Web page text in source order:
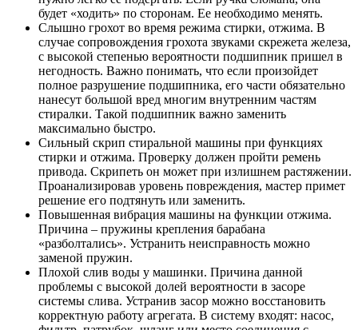
будет «ходить» по сторонам. Ее необходимо менять.
Слышно грохот во время режима стирки, отжима. В
случае сопровождения грохота звуками скрежета железа,
с высокой степенью вероятности подшипник пришел в
негодность. Важно понимать, что если произойдет
полное разрушение подшипника, его части обязательно
нанесут большой вред многим внутренним частям
стиралки. Такой подшипник важно заменить
максимально быстро.
Сильный скрип стиральной машины при функциях
стирки и отжима. Проверку должен пройти ремень
привода. Скрипеть он может при излишнем растяжении.
Проанализировав уровень повреждения, мастер примет
решение его подтянуть или заменить.
Повышенная вибрация машины на функции отжима.
Причина – пружины крепления барабана
«разболтались». Устранить неисправность можно
заменой пружин.
Плохой слив воды у машинки. Причина данной
проблемы с высокой долей вероятности в засоре
системы слива. Устранив засор можно восстановить
корректную работу агрегата. В систему входят: насос,